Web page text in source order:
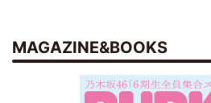
MAGAZINE&BOOKS